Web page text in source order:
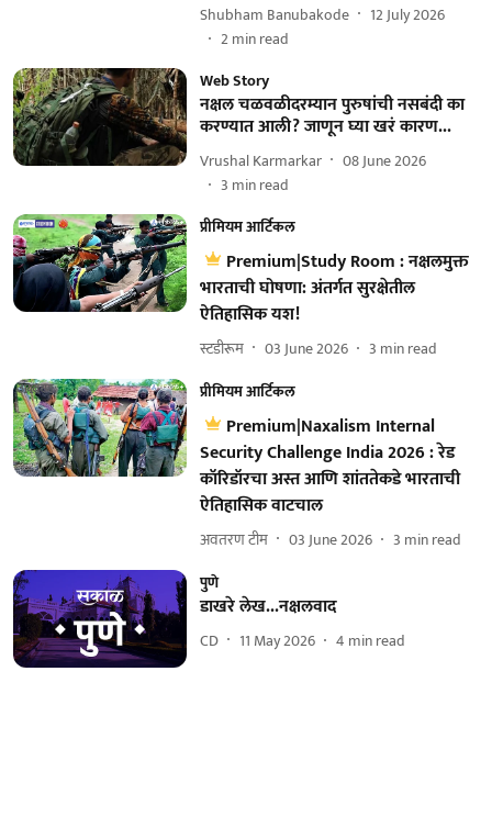
Shubham Banubakode
12 July 2026
2min read
Web Story
नक्षल चळवळीदरम्यान पुरुषांची नसबंदी का
करण्यात आली? जाणून घ्या खरं कारण...
Vrushal Karmarkar
08 June 2026
3 min read
प्रीमियम आर्टिकल
Premium|Study Room : नक्षलमुक्त
भारताची घोषणा: अंतर्गत सुरक्षेतील
ऐतिहासिक यश!
स्टडीरूम 03 June 2026 3 min read
प्रीमियम आर्टिकल
Premium|Naxalism Internal
Security Challenge India 2026 : रेड
कॉरिडॉरचा अस्त आणि शांततेकडे भारताची
ऐतिहासिक वाटचाल
अवतरण टीम 03 June 2026 3 min read
पुणे
डाखरे लेख...नक्षलवाद
CD 11 May 2026 4 min read